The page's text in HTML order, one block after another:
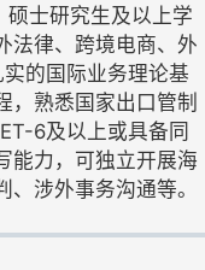
士研究生及以上学
法律、跨境电商、外
的国际业务理论基
，熟悉国家出口管制
6及以上或具备同
能力，可独立开展海
涉外事务沟通等。